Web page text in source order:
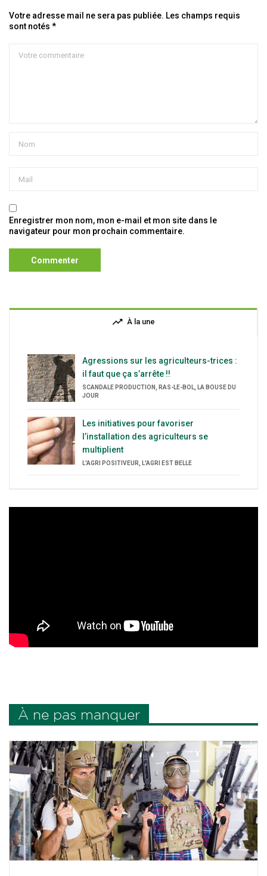
Votre adresse mail ne sera pas publiée. Les champs requis
sont notés *
Enregistrer mon nom, mon e-mail et mon site dans le
navigateur pour mon prochain commentaire.
trending_up À la une
Agressions sur les agriculteurs-trices :
il faut que ça s’arrête !!
SCANDALE PRODUCTION, RAS-LE-BOL, LA BOUSE DU
JOUR
Les initiatives pour favoriser
l’installation des agriculteurs se
multiplient
L'AGRI POSITIVEUR, L'AGRI EST BELLE
À ne pas manquer